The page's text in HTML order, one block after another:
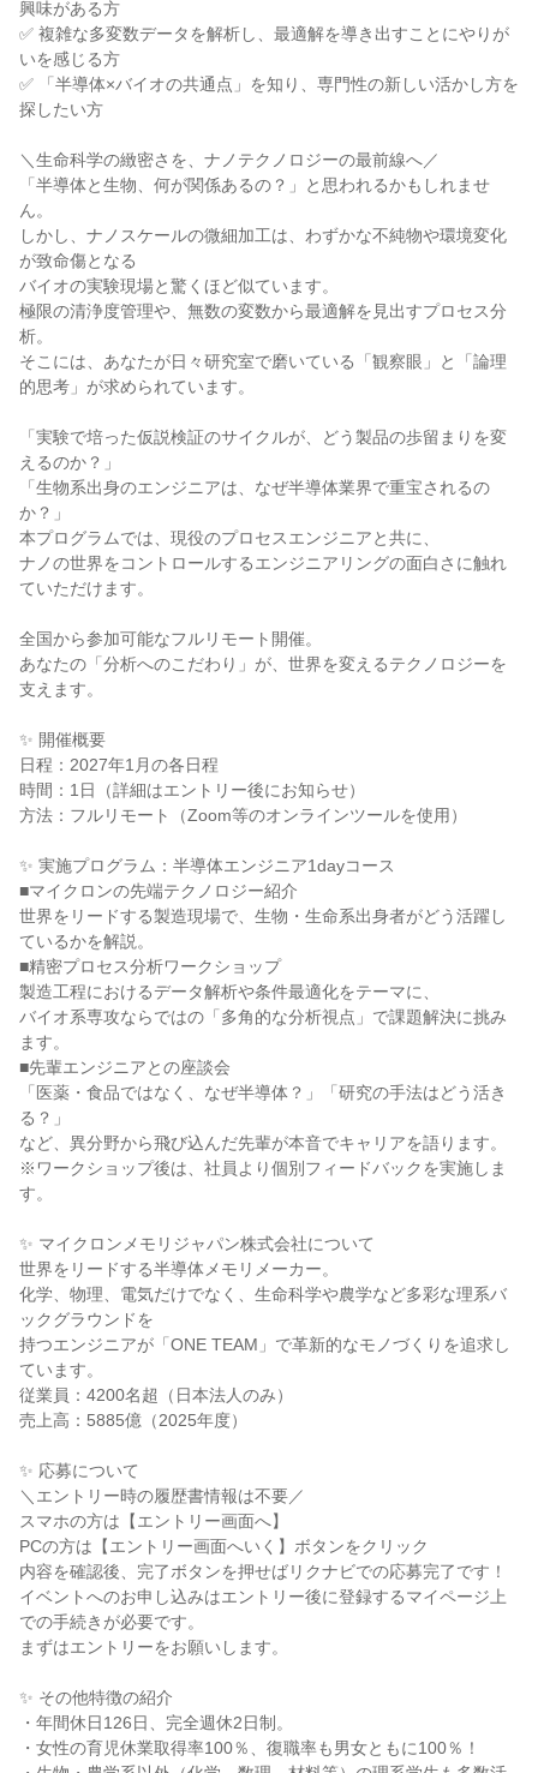
興味がある方
✅ 複雑な多変数データを解析し、最適解を導き出すことにやりが
いを感じる方
✅ 「半導体×バイオの共通点」を知り、専門性の新しい活かし方を
探したい方
＼生命科学の緻密さを、ナノテクノロジーの最前線へ／
「半導体と生物、何が関係あるの？」と思われるかもしれませ
ん。
しかし、ナノスケールの微細加工は、わずかな不純物や環境変化
が致命傷となる
バイオの実験現場と驚くほど似ています。
極限の清浄度管理や、無数の変数から最適解を見出すプロセス分
析。
そこには、あなたが日々研究室で磨いている「観察眼」と「論理
的思考」が求められています。
「実験で培った仮説検証のサイクルが、どう製品の歩留まりを変
えるのか？」
「生物系出身のエンジニアは、なぜ半導体業界で重宝されるの
か？」
本プログラムでは、現役のプロセスエンジニアと共に、
ナノの世界をコントロールするエンジニアリングの面白さに触れ
ていただけます。
全国から参加可能なフルリモート開催。
あなたの「分析へのこだわり」が、世界を変えるテクノロジーを
支えます。
✨ 開催概要
日程：2027年1月の各日程
時間：1日（詳細はエントリー後にお知らせ）
方法：フルリモート（Zoom等のオンラインツールを使用）
✨ 実施プログラム：半導体エンジニア1dayコース
■マイクロンの先端テクノロジー紹介
世界をリードする製造現場で、生物・生命系出身者がどう活躍し
ているかを解説。
■精密プロセス分析ワークショップ
製造工程におけるデータ解析や条件最適化をテーマに、
バイオ系専攻ならではの「多角的な分析視点」で課題解決に挑み
ます。
■先輩エンジニアとの座談会
「医薬・食品ではなく、なぜ半導体？」「研究の手法はどう活き
る？」
など、異分野から飛び込んだ先輩が本音でキャリアを語ります。
※ワークショップ後は、社員より個別フィードバックを実施しま
す。
✨ マイクロンメモリジャパン株式会社について
世界をリードする半導体メモリメーカー。
化学、物理、電気だけでなく、生命科学や農学など多彩な理系バ
ックグラウンドを
持つエンジニアが「ONE TEAM」で革新的なモノづくりを追求し
ています。
従業員：4200名超（日本法人のみ）
売上高：5885億（2025年度）
✨ 応募について
＼エントリー時の履歴書情報は不要／
スマホの方は【エントリー画面へ】
PCの方は【エントリー画面へいく】ボタンをクリック
内容を確認後、完了ボタンを押せばリクナビでの応募完了です！
イベントへのお申し込みはエントリー後に登録するマイページ上
での手続きが必要です。
まずはエントリーをお願いします。
✨ その他特徴の紹介
・年間休日126日、完全週休2日制。
・女性の育児休業取得率100％、復職率も男女ともに100％！